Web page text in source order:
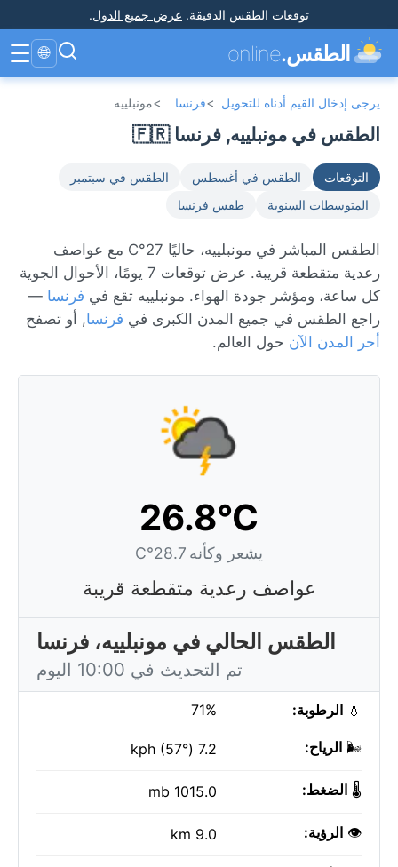
توقعات الطقس الدقيقة. عرض جميع الدول.
الطقس.online
🌐
☰
يرجى إدخال القيم أدناه للتحويل >فرنسا >مونبلييه
الطقس في مونبلييه, فرنسا 🇫🇷
التوقعات الطقس في أغسطس
الطقس في سبتمبر
المتوسطات السنوية
طقس فرنسا
الطقس المباشر في مونبلييه، حاليًا 27°C مع عواصف
رعدية متقطعة قريبة. عرض توقعات 7 يومًا، الأحوال الجوية
كل ساعة، ومؤشر جودة الهواء. مونبلييه تقع في فرنسا —
راجع الطقس في جميع المدن الكبرى في فرنسا, أو تصفح
أحر المدن الآن حول العالم.
26.8°C
يشعر وكأنه 28.7°C
عواصف رعدية متقطعة قريبة
الطقس الحالي في مونبلييه، فرنسا
تم التحديث في 10:00 اليوم
💧 الرطوبة: 71%
🌬️ الرياح: 7.2 kph (57°)
🌡️ الضغط: 1015.0 mb
👁️ الرؤية: 9.0 km